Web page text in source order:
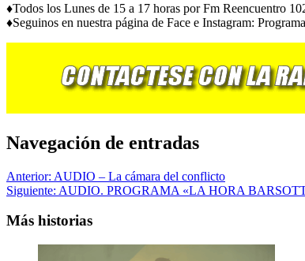
♦️Todos los Lunes de 15 a 17 horas por Fm Reencuentro
♦️Seguinos en nuestra página de Face e Instagram:
Navegación de entradas
Anterior: AUDIO – La cámara del conflicto
Siguiente: AUDIO. PROGRAMA «LA HORA
Más historias